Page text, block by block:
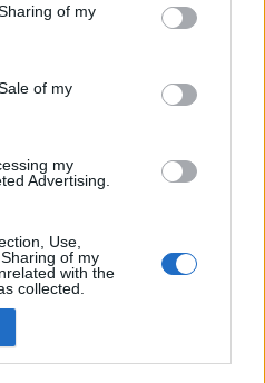
of my
of my
my
Advertising.
Use,
of my
with the
collected.
по ссылке“
Последнее
сообщение ↓
Среда в 09:40
с фермы
13 14